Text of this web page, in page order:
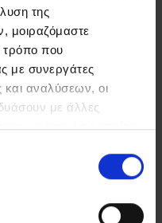
της
μοιραζόμαστε
τρόπο που
με συνεργάτες
και αναλύσεων, οι
με άλλες
ή τις οποίες
21, Κρήτη